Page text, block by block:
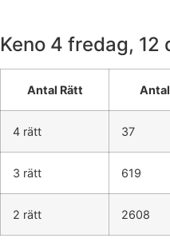
Keno 4 fredag, 12
Antal Rätt
4 rätt 37
3 rätt 619
2 rätt 2608